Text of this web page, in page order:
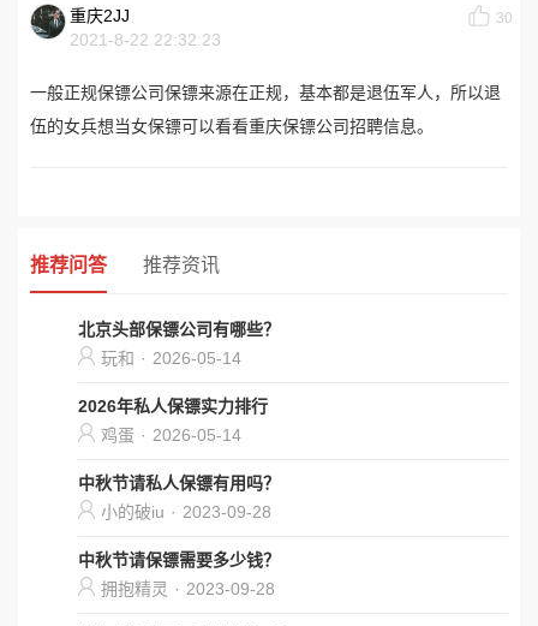
重庆2JJ
2021-8-22 22:32:23
30
一般正规保镖公司保镖来源在正规，基本都是退伍军人，所以退
伍的女兵想当女保镖可以看看重庆保镖公司招聘信息。
推荐问答 推荐资讯
北京头部保镖公司有哪些？
玩和 · 2026-05-14
2026年私人保镖实力排行
鸡蛋 · 2026-05-14
中秋节请私人保镖有用吗？
小的破iu · 2023-09-28
中秋节请保镖需要多少钱？
拥抱精灵 · 2023-09-28